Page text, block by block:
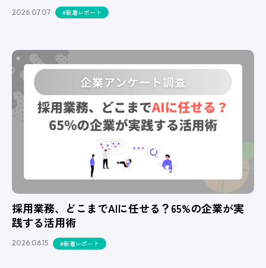
2026.07.07 #新着レポート
採用業務、どこまでAIに任せる？65%の企業が実
践する活用術
2026.06.15 #新着レポート